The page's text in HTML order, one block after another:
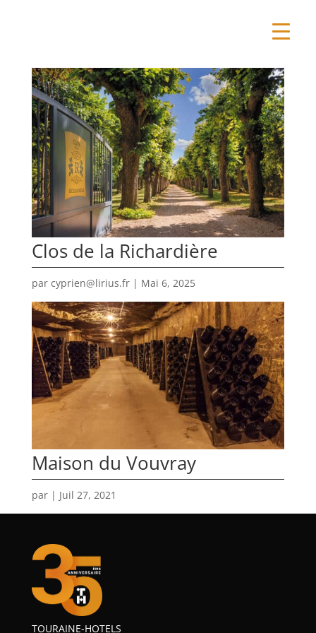
Clos de la Richardière
par cyprien@lirius.fr| Mai 6, 2025
Maison du Vouvray
par | Juil 27, 2021
TOURAINE-HOTELS